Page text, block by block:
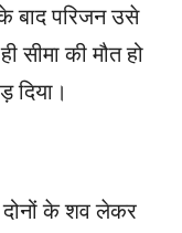
बाद परिजन उसे
की मौत हो
दिया।
के शव लेकर